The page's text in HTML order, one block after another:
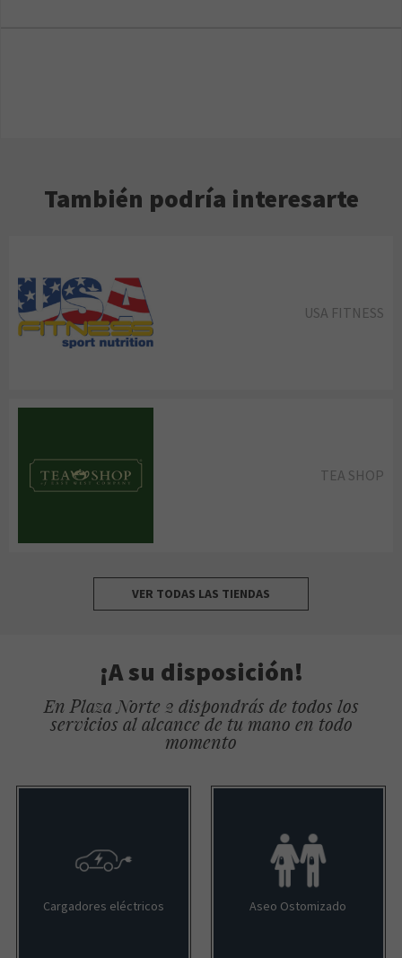
También podría interesarte
USA FITNESS
TEA SHOP
VER TODAS LAS TIENDAS
¡A su disposición!
En Plaza Norte 2 dispondrás de todos los
servicios al alcance de tu mano en todo
momento
Cargadores eléctricos Aseo Ostomizado